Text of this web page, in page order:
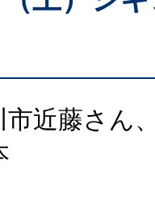
市近藤さん